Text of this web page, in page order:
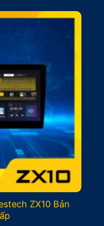
là:
8.900.000₫.
ZX10 Bản